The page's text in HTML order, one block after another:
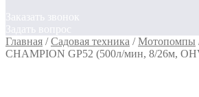
Заказать звонок
Задать вопрос
Главная /Садовая техника /Мотопомпы
CHAMPION GP52 (500л/мин, 8/26м,